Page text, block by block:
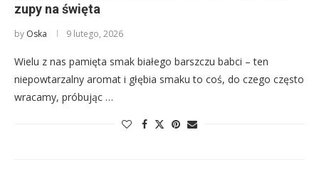
zupy na święta
by Oska 9 lutego, 2026
Wielu z nas pamięta smak białego barszczu babci – ten
niepowtarzalny aromat i głębia smaku to coś, do czego często
wracamy, próbując …